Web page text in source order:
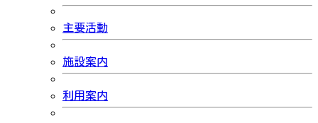
主要活動
施設案内
利用案内